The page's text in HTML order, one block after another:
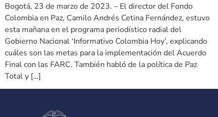
Bogotá, 23 de marzo de 2023. – El director del Fondo
Colombia en Paz, Camilo Andrés Cetina Fernández, estuvo
esta mañana en el programa periodístico radial del
Gobierno Nacional ‘Informativo Colombia Hoy’, explicando
cuáles son las metas para la implementación del Acuerdo
Final con las FARC. También habló de la política de Paz
Total y […]